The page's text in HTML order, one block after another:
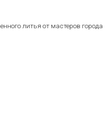
литья от мастеров города